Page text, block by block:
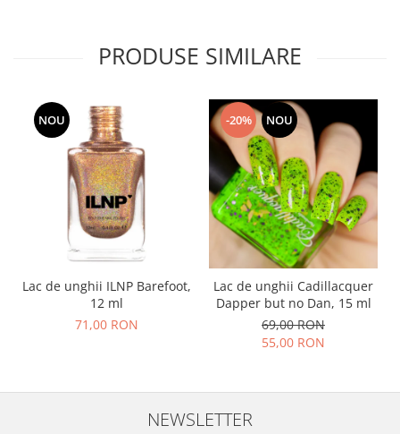
PRODUSE SIMILARE
NOU
Lac de unghii ILNP Barefoot,
12 ml
71,00 RON
-20% NOU
Lac de unghii Cadillacquer
Dapper but no Dan, 15 ml
69,00 RON
55,00 RON
NEWSLETTER